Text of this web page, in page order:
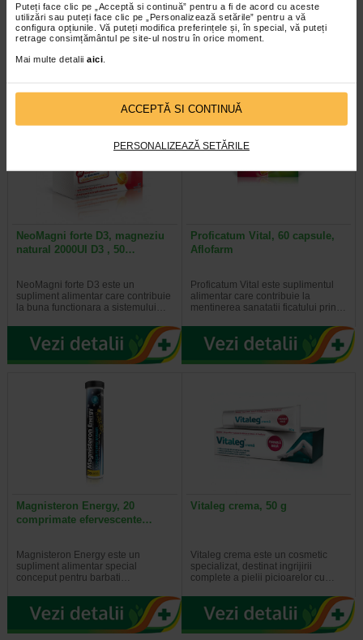
Puteți face clic pe „Acceptă si continuă” pentru a fi de acord cu aceste
utilizări sau puteți face clic pe „Personalizează setările” pentru a vă
configura opțiunile. Vă puteți modifica preferințele și, în special, vă puteți
retrage consimțământul pe site-ul nostru în orice moment.
Mai multe detalii aici
ACCEPTĂ SI CONTINUĂ
PERSONALIZEAZĂ SETĂRILE
Acneminum Specialist gel exfoliant
este un produs special formulat cu
microparticule exfoliante din…
Regevagia 40+ igiena intima gel
are o formula speciala pentru a
mentine echilibrul zonei intime la…
NeoMagni forte D3, magneziu
natural 2000UI D3 , 50…
NeoMagni forte D3 este un
supliment alimentar care contribuie
la buna functionara a sistemului…
Proficatum Vital, 60 capsule,
Aflofarm
Proficatum Vital este suplimentul
alimentar care contribuie la
mentinerea sanatatii ficatului prin…
Magnisteron Energy, 20
comprimate efervescente…
Magnisteron Energy este un
supliment alimentar special
conceput pentru barbati…
Vitaleg crema, 50 g
Vitaleg crema este un cosmetic
specializat, destinat ingrijirii
complete a pielii picioarelor cu…